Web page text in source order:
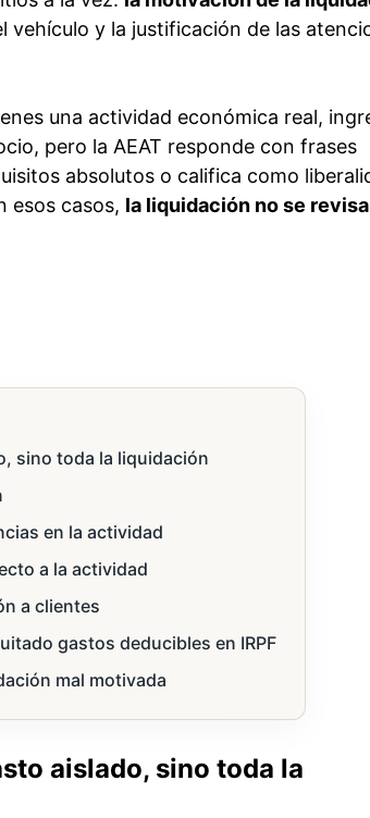
vehículo y la justificación de las
una actividad económica real,
pero la AEAT responde con frases
absolutos o califica como
esos casos, la liquidación no se
sino toda la liquidación
en la actividad
a la actividad
a clientes
gastos deducibles en IRPF
mal motivada
aislado, sino toda la